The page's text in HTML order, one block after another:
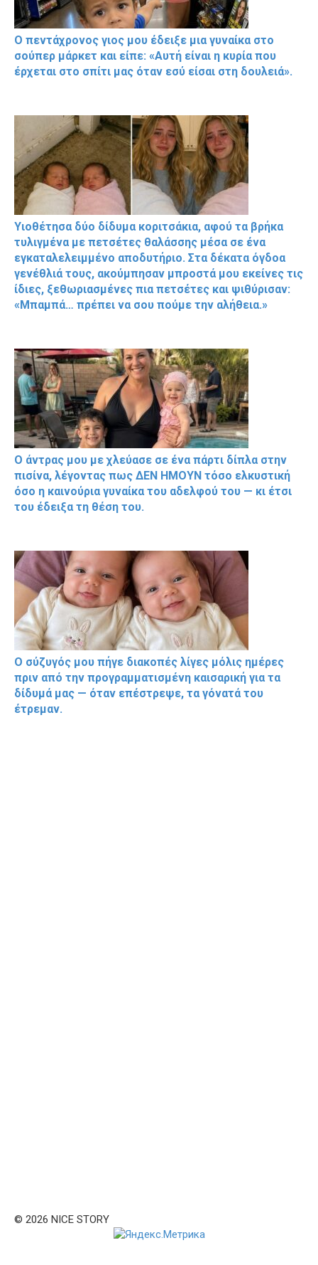
Ο πεντάχρονος γιος μου έδειξε μια γυναίκα στο
σούπερ μάρκετ και είπε: «Αυτή είναι η κυρία που
έρχεται στο σπίτι μας όταν εσύ είσαι στη δουλειά».
Υιοθέτησα δύο δίδυμα κοριτσάκια, αφού τα βρήκα
τυλιγμένα με πετσέτες θαλάσσης μέσα σε ένα
εγκαταλελειμμένο αποδυτήριο. Στα δέκατα όγδοα
γενέθλιά τους, ακούμπησαν μπροστά μου εκείνες τις
ίδιες, ξεθωριασμένες πια πετσέτες και ψιθύρισαν:
«Μπαμπά… πρέπει να σου πούμε την αλήθεια.»
Ο άντρας μου με χλεύασε σε ένα πάρτι δίπλα στην
πισίνα, λέγοντας πως ΔΕΝ ΗΜΟΥΝ τόσο ελκυστική
όσο η καινούρια γυναίκα του αδελφού του — κι έτσι
του έδειξα τη θέση του.
Ο σύζυγός μου πήγε διακοπές λίγες μόλις ημέρες
πριν από την προγραμματισμένη καισαρική για τα
δίδυμά μας — όταν επέστρεψε, τα γόνατά του
έτρεμαν.
© 2026 NICE STORY